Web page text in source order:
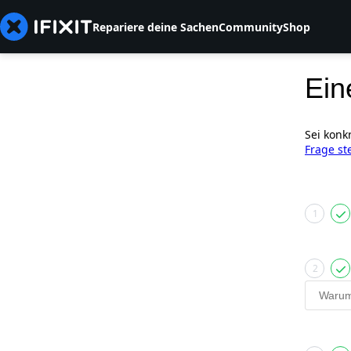
Repariere deine SachenCommunityShop
Sei
Frage
1
2